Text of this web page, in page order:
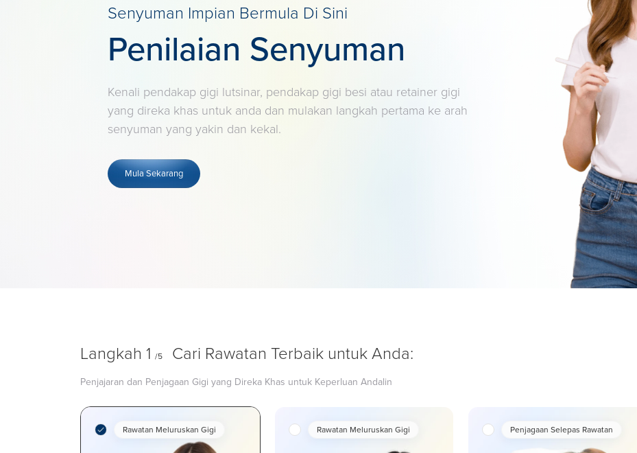
Senyuman Impian Bermula Di Sini
Penilaian Senyuman
Kenali pendakap gigi lutsinar, pendakap gigi besi atau retainer gigi
yang direka khas untuk anda dan mulakan langkah pertama ke arah
senyuman yang yakin dan kekal.
Mula Sekarang
Langkah 1 /5 Cari Rawatan Terbaik untuk Anda:
Penjajaran dan Penjagaan Gigi yang Direka Khas untuk Keperluan Andalin
Rawatan Meluruskan Gigi Rawatan Meluruskan Gigi Penjagaan Selepas Rawatan